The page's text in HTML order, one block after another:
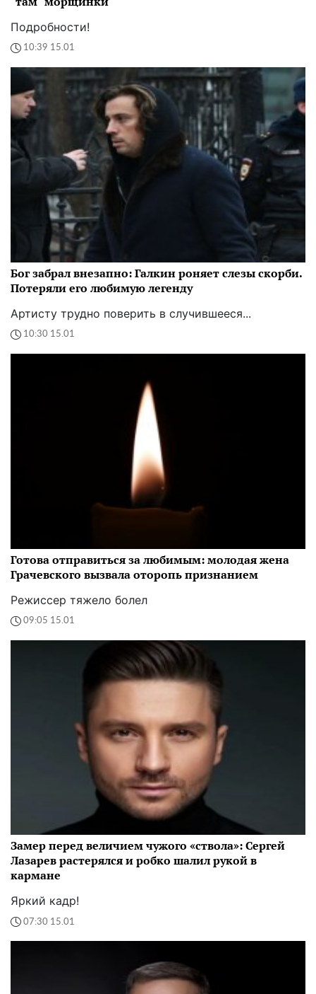
Подробности!
10:39 15.01
Бог забрал внезапно: Галкин роняет слезы скорби.
Потеряли его любимую легенду
Артисту трудно поверить в случившееся...
10:30 15.01
Готова отправиться за любимым: молодая жена
Грачевского вызвала оторопь признанием
Режиссер тяжело болел
09:05 15.01
Замер перед величием чужого «ствола»: Сергей
Лазарев растерялся и робко шалил рукой в
кармане
Яркий кадр!
07:30 15.01